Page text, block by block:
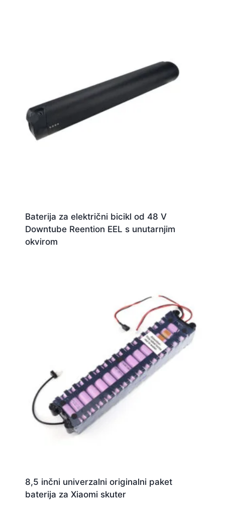
Baterija za električni bicikl od 48 V
Downtube Reention EEL s unutarnjim
okvirom
8,5 inčni univerzalni originalni paket
baterija za Xiaomi skuter